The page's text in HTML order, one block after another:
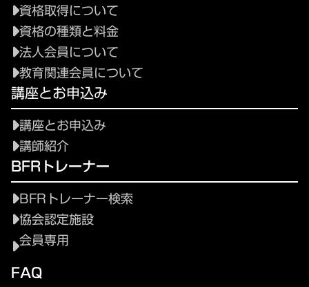
資格取得について
資格の種類と料金
法人会員について
教育関連会員について
講座とお申込み
講座とお申込み
講師紹介
BFRトレーナー
BFRトレーナー検索
協会認定施設
会員専用
FAQ